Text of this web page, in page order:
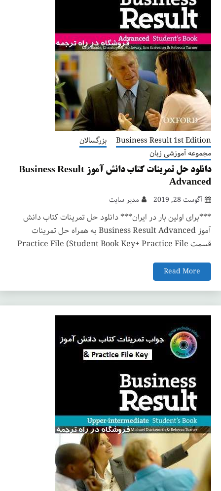
Business Result 1st Edition
بزرگسالان
مجموعه آموزشی زبان
دانلود حل تمرینات کتاب دانش آموز Business Result
Advanced
آگوست 28, 2019 مدیر سایت
***برای اولین بار در ایران*** دانلود حل تمرینات کتاب دانش
آموز Business Result Advanced به همراه حل تمرینات
قسمت Practice File (Student Book Key+ Practice File
Read More